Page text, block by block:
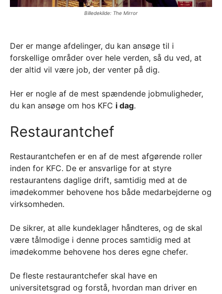
Billedekilde: The Mirror
Der er mange afdelinger, du kan ansøge til i
forskellige områder over hele verden, så du ved, at
der altid vil være job, der venter på dig.
Her er nogle af de mest spændende jobmuligheder,
du kan ansøge om hos KFC i dag.
Restaurantchef
Restaurantchefen er en af de mest afgørende roller
inden for KFC. De er ansvarlige for at styre
restaurantens daglige drift, samtidig med at de
imødekommer behovene hos både medarbejderne og
virksomheden.
De sikrer, at alle kundeklager håndteres, og de skal
være tålmodige i denne proces samtidig med at
imødekomme behovene hos deres egne chefer.
De fleste restaurantchefer skal have en
universitetsgrad og forstå, hvordan man driver en